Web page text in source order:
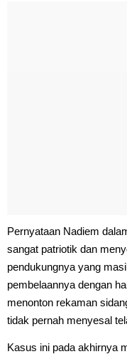
Pernyataan Nadiem
sangat patriotik dan
pendukungnya yang
pembelaannya dengan
menonton rekaman
tidak pernah menyesal
Kasus ini pada akhirnya